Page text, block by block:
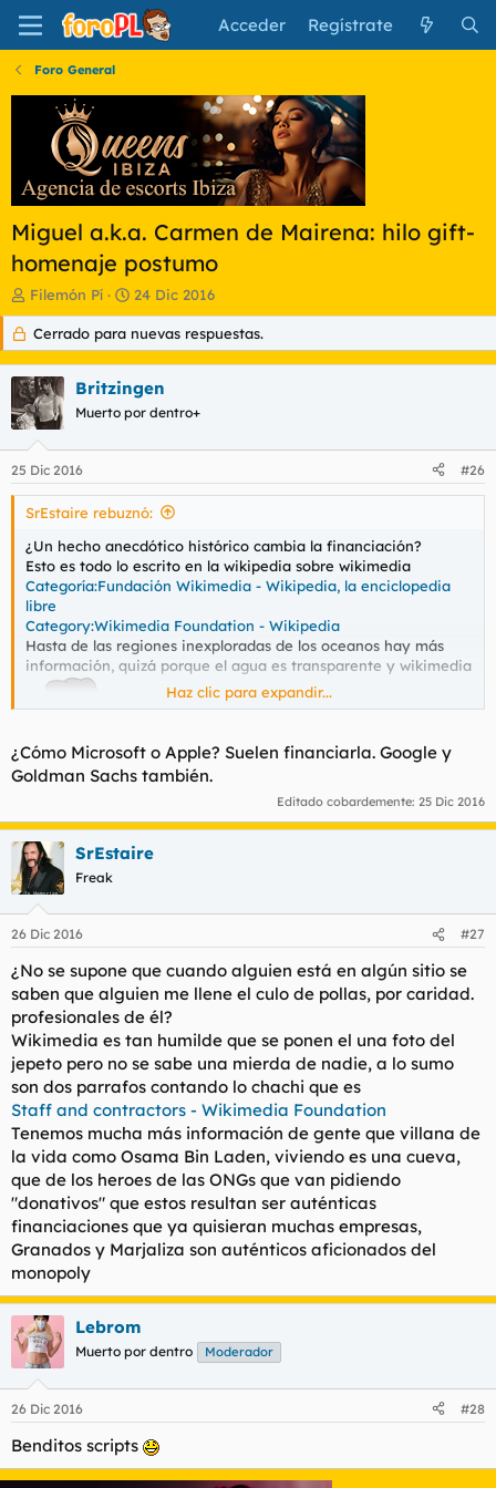
Acceder Regístrate
Foro General
Miguel a.k.a. Carmen de Mairena: hilo gift-
homenaje postumo
I
n
c
i
a
d
o
r
d
e
l
e
m
a
Filemón Pí
F
e
c
h
d
e
n
c
i
24 Dic 2016
Cerrado para nuevas respuestas.
Britzingen
Muerto por dentro+
25 Dic 2016 #26
SrEstaire rebuznó:
¿Un hecho anecdótico histórico cambia la financiación?
Esto es todo lo escrito en la wikipedia sobre wikimedia
Categoría:Fundación Wikimedia - Wikipedia, la enciclopedia
libre
Category:Wikimedia Foundation - Wikipedia
Hasta de las regiones inexploradas de los oceanos hay más
información, quizá porque el agua es transparente y wikimedia
no
Haz clic para expandir...
¿Cómo Microsoft o Apple? Suelen financiarla. Google y
Goldman Sachs también.
Editado cobardemente: 25 Dic 2016
SrEstaire
Freak
26 Dic 2016 #27
¿No se supone que cuando alguien está en algún sitio se
saben que alguien me llene el culo de pollas, por caridad.
profesionales de él?
Wikimedia es tan humilde que se ponen el una foto del
jepeto pero no se sabe una mierda de nadie, a lo sumo
son dos parrafos contando lo chachi que es
Staff and contractors - Wikimedia Foundation
Tenemos mucha más información de gente que villana de
la vida como Osama Bin Laden, viviendo es una cueva,
que de los heroes de las ONGs que van pidiendo
"donativos" que estos resultan ser auténticas
financiaciones que ya quisieran muchas empresas,
Granados y Marjaliza son auténticos aficionados del
monopoly
Lebrom
Muerto por dentro Moderador
26 Dic 2016 #28
Benditos scripts